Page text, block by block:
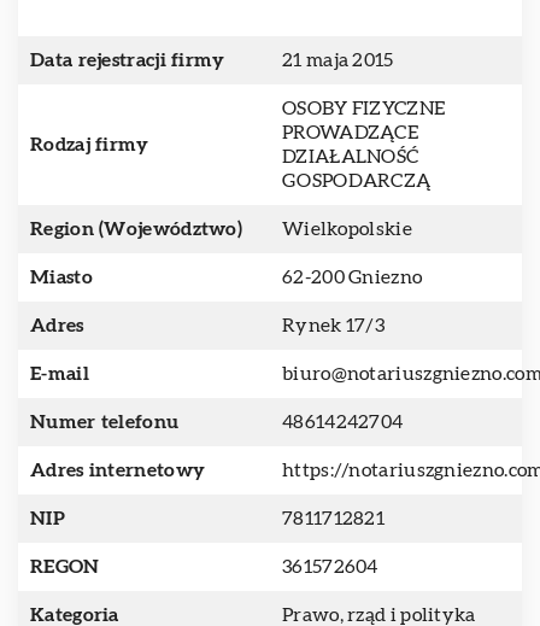
Data rejestracji firmy 21 maja 2015
Rodzaj firmy
OSOBY FIZYCZNE
PROWADZĄCE
DZIAŁALNOŚĆ
GOSPODARCZĄ
Region (Województwo) Wielkopolskie
Miasto 62-200 Gniezno
Adres Rynek 17/3
E-mail
Numer telefonu 48614242704
Adres internetowy https://
NIP 7811712821
REGON 361572604
Kategoria Prawo, rząd i polityka